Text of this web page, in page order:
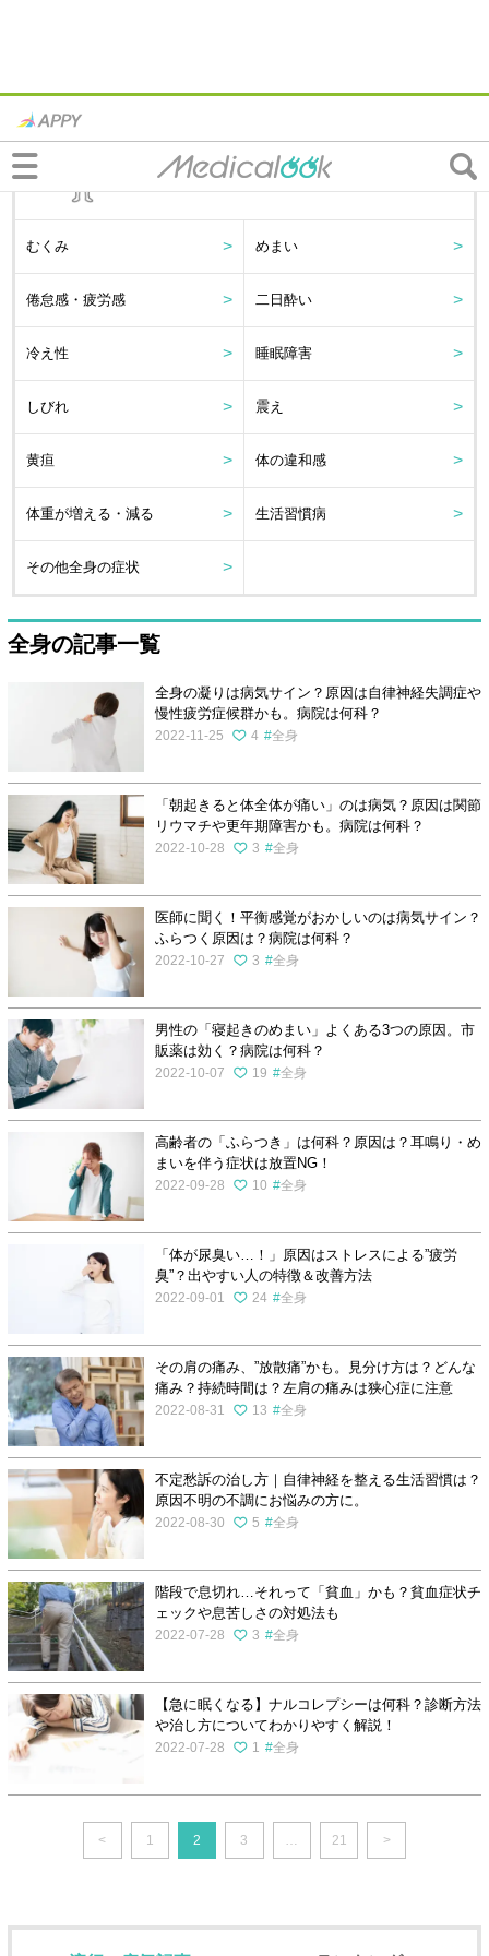
全身
むくみ めまい
倦怠感・疲労感 二日酔い
冷え性 睡眠障害
しびれ 震え
黄疸 体の違和感
体重が増える・減る 生活習慣病
その他全身の症状
全身の記事一覧
全身の凝りは病気サイン？原因は自律神経失調症や
慢性疲労症候群かも。病院は何科？
2022-11-25 4 全身
「朝起きると体全体が痛い」のは病気？原因は関節
リウマチや更年期障害かも。病院は何科？
2022-10-28 3 全身
医師に聞く！平衡感覚がおかしいのは病気サイン？
ふらつく原因は？病院は何科？
2022-10-27 3 全身
男性の「寝起きのめまい」よくある3つの原因。市
販薬は効く？病院は何科？
2022-10-07 19 全身
高齢者の「ふらつき」は何科？原因は？耳鳴り・め
まいを伴う症状は放置NG！
2022-09-28 10 全身
「体が尿臭い…！」原因はストレスによる”疲労
臭”？出やすい人の特徴＆改善方法
2022-09-01 24 全身
その肩の痛み、”放散痛”かも。見分け方は？どんな
痛み？持続時間は？左肩の痛みは狭心症に注意
2022-08-31 13 全身
不定愁訴の治し方｜自律神経を整える生活習慣は？
原因不明の不調にお悩みの方に。
2022-08-30 5 全身
階段で息切れ…それって「貧血」かも？貧血症状チ
ェックや息苦しさの対処法も
2022-07-28 3 全身
【急に眠くなる】ナルコレプシーは何科？診断方法
や治し方についてわかりやすく解説！
2022-07-28 1 全身
< 1 2 3 21 >